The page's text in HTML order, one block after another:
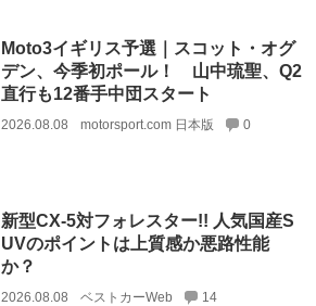
Moto3イギリス予選｜スコット・オグ
デン、今季初ポール！ 山中琉聖、Q2
直行も12番手中団スタート
2026.08.08 motorsport.com 日本版 0
新型CX-5対フォレスター!! 人気国産S
UVのポイントは上質感か悪路性能
か？
2026.08.08 ベストカーWeb 14